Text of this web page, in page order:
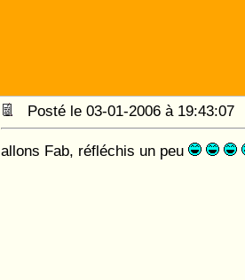
Posté le 03-01-2006 à
allons Fab, réfléchis un peu